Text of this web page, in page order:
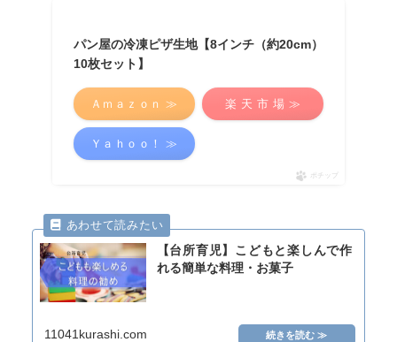
パン屋の冷凍ピザ生地【8インチ（約20cm）
10枚セット】
Ａｍａｚｏｎ ≫ 楽 天 市 場 ≫
Ｙａｈｏｏ！ ≫
ポチップ
【台所育児】こどもと楽しんで作
れる簡単な料理・お菓子
11041kurashi.com